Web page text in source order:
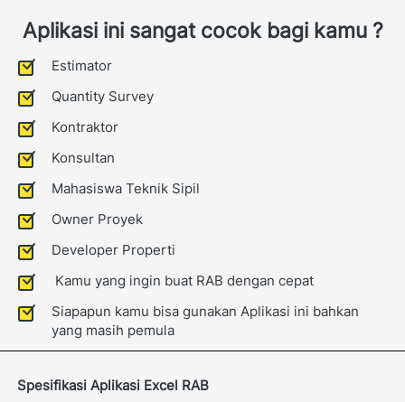
Aplikasi ini sangat cocok bagi kamu ?
Estimator
Quantity Survey
Kontraktor
Konsultan
Mahasiswa Teknik Sipil
Owner Proyek
Developer Properti
Kamu yang ingin buat RAB dengan cepat
Siapapun kamu bisa gunakan Aplikasi ini bahkan
yang masih pemula
Spesifikasi Aplikasi Excel RAB